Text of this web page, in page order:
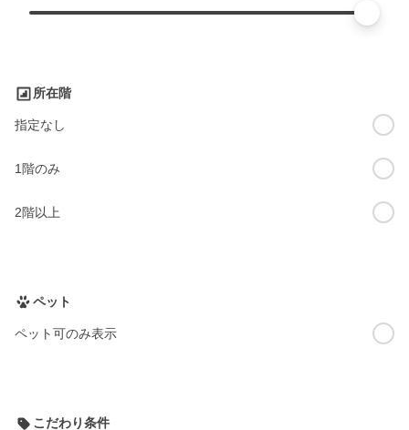
所在階
指定なし
1階のみ
2階以上
ペット
ペット可のみ表示
こだわり条件